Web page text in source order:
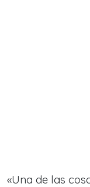
«Una de las